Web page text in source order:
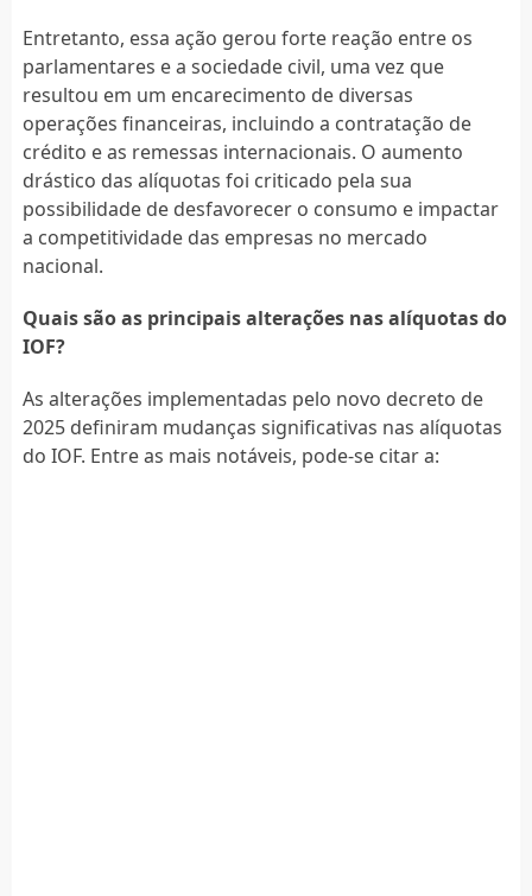
Entretanto, essa ação gerou forte reação entre os
parlamentares e a sociedade civil, uma vez que
resultou em um encarecimento de diversas
operações financeiras, incluindo a contratação de
crédito e as remessas internacionais. O aumento
drástico das alíquotas foi criticado pela sua
possibilidade de desfavorecer o consumo e impactar
a competitividade das empresas no mercado
nacional.
Quais são as principais alterações nas alíquotas do
IOF?
As alterações implementadas pelo novo decreto de
2025 definiram mudanças significativas nas alíquotas
do IOF. Entre as mais notáveis, pode-se citar a: